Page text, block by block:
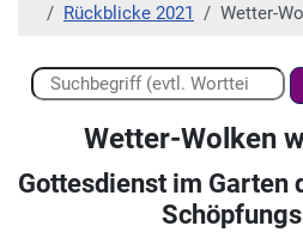
Rückblicke 2021
Wetter-
Suchen ...
Wetter-Wolken
Gottesdienst im Garten